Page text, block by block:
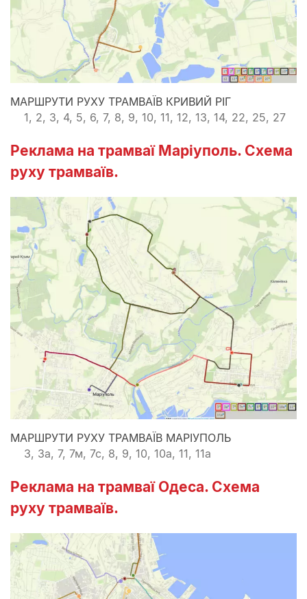
МАРШРУТИ РУХУ ТРАМВАЇВ КРИВИЙ РІГ
1, 2, 3, 4, 5, 6, 7, 8, 9, 10, 11, 12, 13, 14, 22, 25, 27
Реклама на трамваї Маріуполь. Схема
руху трамваїв.
МАРШРУТИ РУХУ ТРАМВАЇВ МАРІУПОЛЬ
3, 3а, 7, 7м, 7с, 8, 9, 10, 10а, 11, 11а
Реклама на трамваї Одеса. Схема
руху трамваїв.